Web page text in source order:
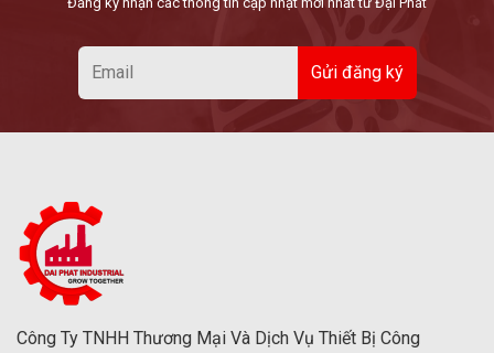
Công Ty TNHH Thương Mại Và Dịch Vụ Thiết Bị Công